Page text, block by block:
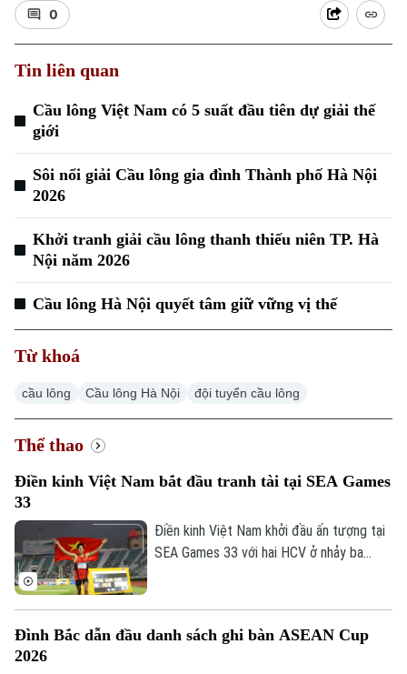
Xu hướng
0
Tin liên quan
Cầu lông Việt Nam có 5 suất đầu tiên dự giải thế
giới
Sôi nổi giải Cầu lông gia đình Thành phố Hà Nội
2026
Khởi tranh giải cầu lông thanh thiếu niên TP. Hà
Nội năm 2026
Cầu lông Hà Nội quyết tâm giữ vững vị thế
Từ khoá
cầu lông Cầu lông Hà Nội đội tuyển cầu lông
Thể thao
Điền kinh Việt Nam bắt đầu tranh tài tại SEA Games
33
Điền kinh Việt Nam khởi đầu ấn tượng tại
SEA Games 33 với hai HCV ở nhảy ba
Đình Bắc dẫn đầu danh sách ghi bàn ASEAN Cup
2026